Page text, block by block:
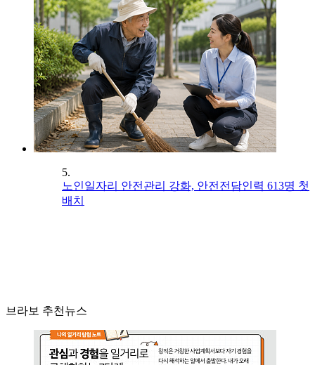
5.
노인일자리 안전관리 강화, 안전전담인력 613명 첫
배치
브라보 추천뉴스